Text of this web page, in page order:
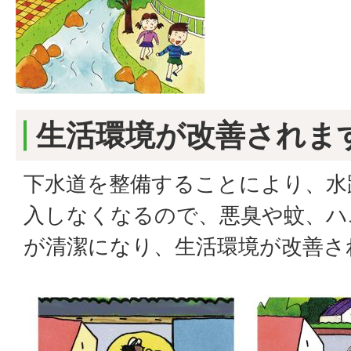
生活環境が改善されま
下水道を整備することにより、
入しなくなるので、悪臭や蚊、
が清潔になり、生活環境が改善